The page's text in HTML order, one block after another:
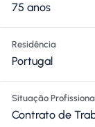
75 anos
Residência
Portugal
Situação
Contrato de